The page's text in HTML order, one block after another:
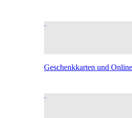
Geschenkkarten und